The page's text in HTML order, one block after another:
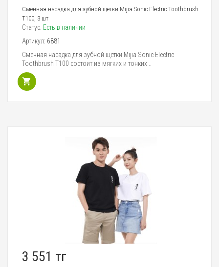
Сменная насадка для зубной щетки Mijia Sonic Electric Toothbrush
T100, 3 шт
Статус: Есть в наличии
Артикул: 6881
Сменная насадка для зубной щетки Mijia Sonic Electric
Toothbrush T100 состоит из мягких и тонких ..
3 551 тг